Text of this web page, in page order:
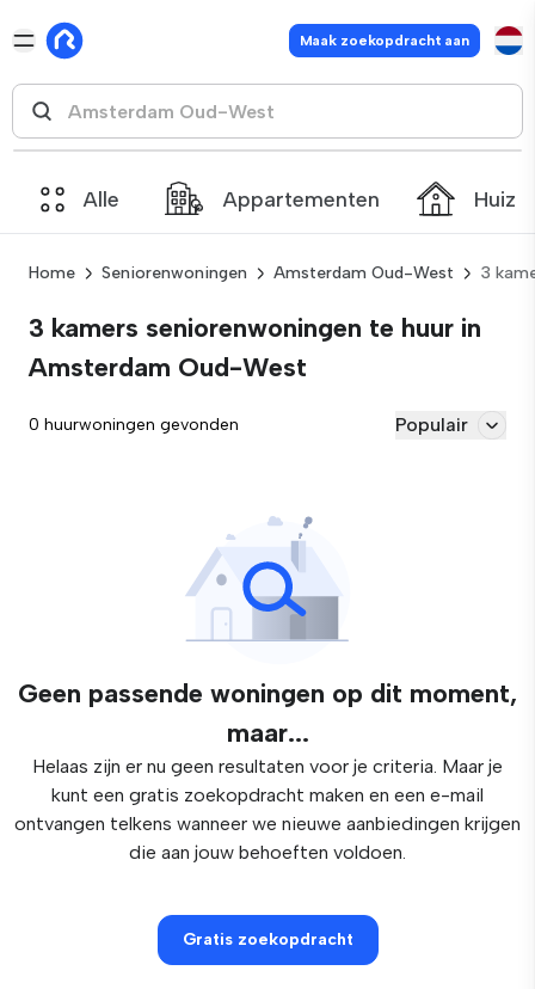
Maak zoekopdracht aan
Alle Appartementen
Home Seniorenwoningen Amsterdam Oud-West 3
3 kamers seniorenwoningen te huur in
Amsterdam Oud-West
0 huurwoningen gevonden Populair
Geen passende woningen op dit moment,
maar...
Helaas zijn er nu geen resultaten voor je criteria. Maar je
kunt een gratis zoekopdracht maken en een e-mail
ontvangen telkens wanneer we nieuwe aanbiedingen krijgen
die aan jouw behoeften voldoen.
Gratis zoekopdracht